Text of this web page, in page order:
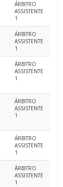
ÁRBITRO
ASSISTENTE
1
ÁRBITRO
ASSISTENTE
1
ÁRBITRO
ASSISTENTE
1
ÁRBITRO
ASSISTENTE
1
ÁRBITRO
ASSISTENTE
1
ÁRBITRO
ASSISTENTE
1